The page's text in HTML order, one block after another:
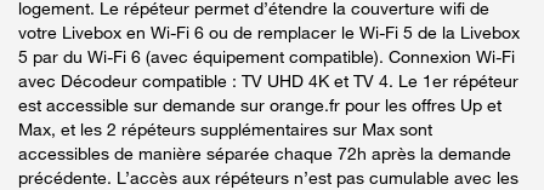
logement. Le répéteur permet d’étendre la couverture wifi de
votre Livebox en Wi-Fi 6 ou de remplacer le Wi-Fi 5 de la Livebox
5 par du Wi-Fi 6 (avec équipement compatible). Connexion Wi-Fi
avec Décodeur compatible : TV UHD 4K et TV 4. Le 1er répéteur
est accessible sur demande sur orange.fr pour les offres Up et
Max, et les 2 répéteurs supplémentaires sur Max sont
accessibles de manière séparée chaque 72h après la demande
précédente. L’accès aux répéteurs n’est pas cumulable avec les